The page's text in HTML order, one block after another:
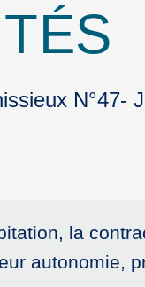
N°47-
la
autonomie,